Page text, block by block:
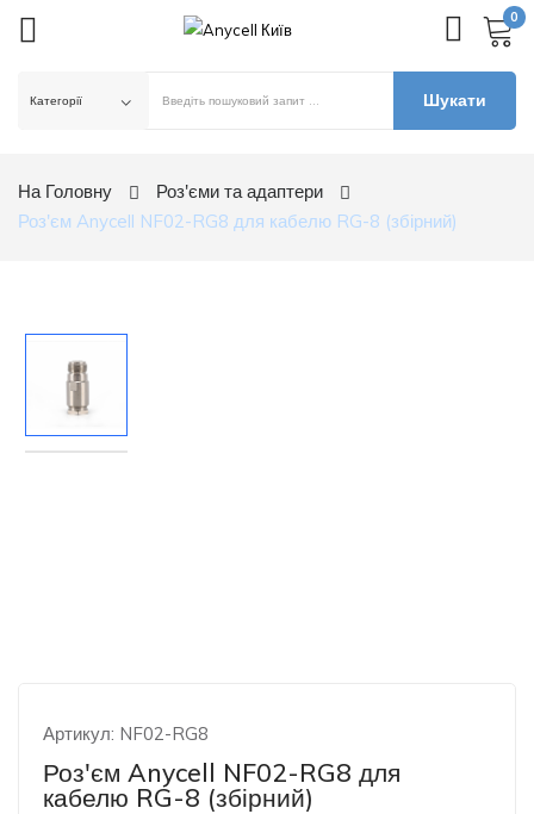
0
Шукати
На Головну
Роз'єми та адаптери
Роз'єм Anycell NF02-RG8 для кабелю RG-8 (збірний)
Артикул: NF02-RG8
Роз'єм Anycell NF02-RG8 для
кабелю RG-8 (збірний)